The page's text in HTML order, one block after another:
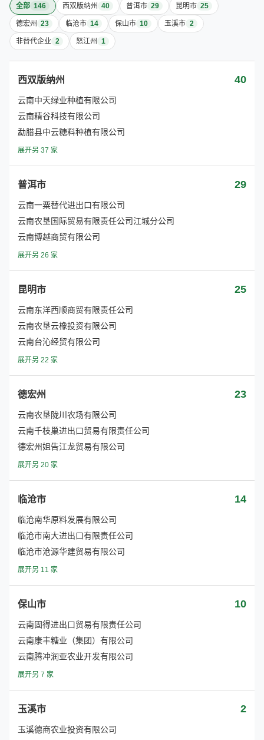
全部 146 西双版纳州 40 普洱市 29 昆明市 25
德宏州 23 临沧市 14 保山市 10 玉溪市 2
非替代企业 2 怒江州 1
西双版纳州 40
云南中天绿业种植有限公司
云南精谷科技有限公司
勐腊县中云糖料种植有限公司
展开另 37 家
普洱市 29
云南一粟替代进出口有限公司
云南农垦国际贸易有限责任公司江城分公司
云南博越商贸有限公司
展开另 26 家
昆明市 25
云南东洋西顺商贸有限责任公司
云南农垦云橡投资有限公司
云南台沁经贸有限公司
展开另 22 家
德宏州 23
云南农垦陇川农场有限公司
云南千枝巢进出口贸易有限责任公司
德宏州姐告江龙贸易有限公司
展开另 20 家
临沧市 14
临沧南华原料发展有限公司
临沧市南大进出口有限责任公司
临沧市沧源华建贸易有限公司
展开另 11 家
保山市 10
云南固得进出口贸易有限责任公司
云南康丰糖业（集团）有限公司
云南腾冲润亚农业开发有限公司
展开另 7 家
玉溪市 2
玉溪德商农业投资有限公司